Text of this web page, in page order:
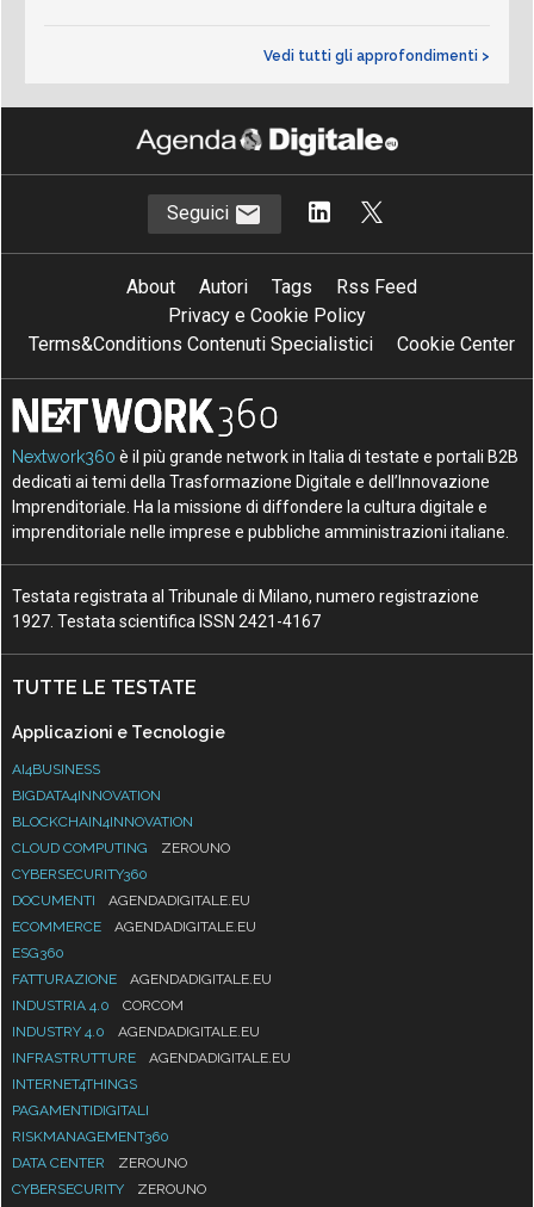
Vedi tutti gli approfondimenti >
Seguici
About Autori Tags
Rss Feed
Privacy e Cookie Policy
Terms&Conditions Contenuti Specialistici
Cookie Center
Nextwork360 è il più grande network in Italia di testate e portali B2B
dedicati ai temi della Trasformazione Digitale e dell’Innovazione
Imprenditoriale. Ha la missione di diffondere la cultura digitale e
imprenditoriale nelle imprese e pubbliche amministrazioni italiane.
Testata registrata al Tribunale di Milano, numero registrazione
1927. Testata scientifica ISSN 2421-4167
TUTTE LE TESTATE
Applicazioni e Tecnologie
AI4BUSINESS
BIGDATA4INNOVATION
BLOCKCHAIN4INNOVATION
CLOUD COMPUTING
ZEROUNO
CYBERSECURITY360
DOCUMENTI
AGENDADIGITALE.EU
ECOMMERCE
AGENDADIGITALE.EU
ESG360
FATTURAZIONE
AGENDADIGITALE.EU
INDUSTRIA 4.0
CORCOM
INDUSTRY 4.0
AGENDADIGITALE.EU
INFRASTRUTTURE
AGENDADIGITALE.EU
INTERNET4THINGS
PAGAMENTIDIGITALI
RISKMANAGEMENT360
DATA CENTER
ZEROUNO
CYBERSECURITY
ZEROUNO